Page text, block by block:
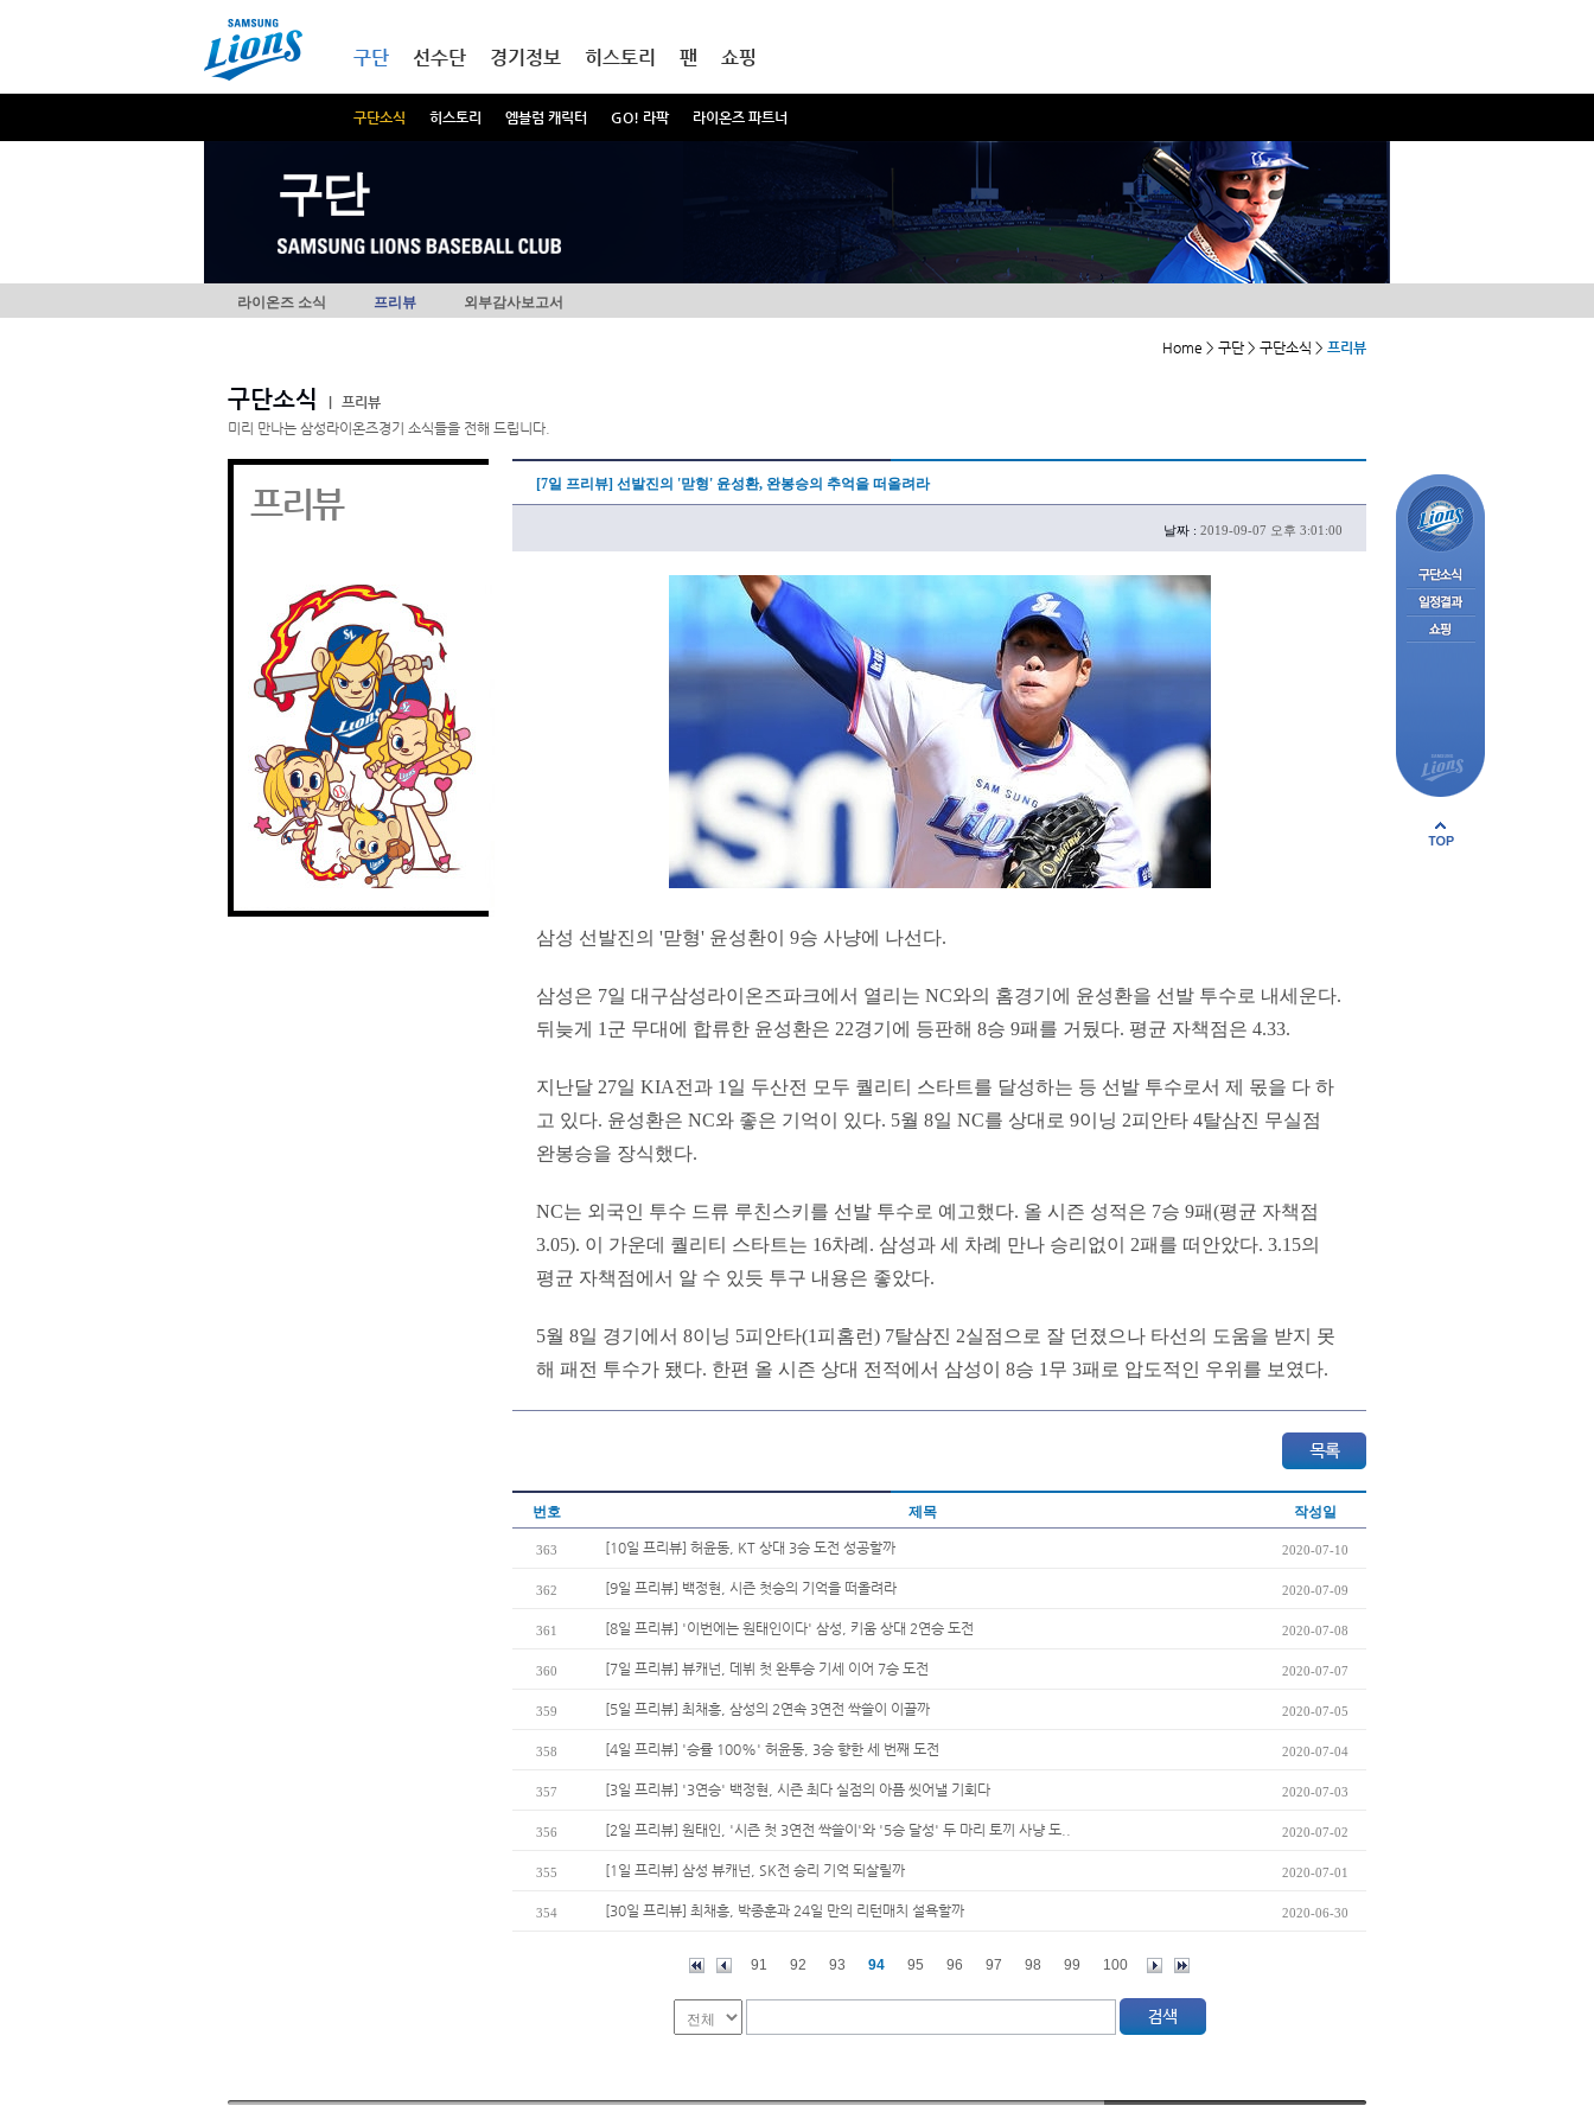
구단
구단소식 히스토리 엠블럼 캐릭터 GO! 라팍 라이온즈 파트너
선수단 경기정보 히스토리 팬 쇼핑
구단
라이온즈 소식 프리뷰 외부감사보고서
Home > 구단 > 구단소식 > 프리뷰
구단소식
프리뷰
미리 만나는 삼성라이온즈경기 소식들을 전해 드립니다.
프리뷰 [7일 프리뷰] 선발진의 '맏형' 윤성환, 완봉승의 추억을 떠올려라
날짜 : 2019-09-07 오후 3:01:00
삼성 선발진의 '맏형' 윤성환이 9승 사냥에 나선다.
삼성은 7일 대구삼성라이온즈파크에서 열리는 NC와의 홈경기에 윤성환을 선발 투수로 내세운다.
뒤늦게 1군 무대에 합류한 윤성환은 22경기에 등판해 8승 9패를 거뒀다. 평균 자책점은 4.33.
지난달 27일 KIA전과 1일 두산전 모두 퀄리티 스타트를 달성하는 등 선발 투수로서 제 몫을 다 하
고 있다. 윤성환은 NC와 좋은 기억이 있다. 5월 8일 NC를 상대로 9이닝 2피안타 4탈삼진 무실점
완봉승을 장식했다.
NC는 외국인 투수 드류 루친스키를 선발 투수로 예고했다. 올 시즌 성적은 7승 9패(평균 자책점
3.05). 이 가운데 퀄리티 스타트는 16차례. 삼성과 세 차례 만나 승리없이 2패를 떠안았다. 3.15의
평균 자책점에서 알 수 있듯 투구 내용은 좋았다.
5월 8일 경기에서 8이닝 5피안타(1피홈런) 7탈삼진 2실점으로 잘 던졌으나 타선의 도움을 받지 못
해 패전 투수가 됐다. 한편 올 시즌 상대 전적에서 삼성이 8승 1무 3패로 압도적인 우위를 보였다.
번호 제목 작성일
363 [10일 프리뷰] 허윤동, KT 상대 3승 도전 성공할까 2020-07-10
362 [9일 프리뷰] 백정현, 시즌 첫승의 기억을 떠올려라 2020-07-09
361 [8일 프리뷰] '이번에는 원태인이다' 삼성, 키움 상대 2연승 도전 2020-07-08
360 [7일 프리뷰] 뷰캐넌, 데뷔 첫 완투승 기세 이어 7승 도전 2020-07-07
359 [5일 프리뷰] 최채흥, 삼성의 2연속 3연전 싹쓸이 이끌까 2020-07-05
358 [4일 프리뷰] '승률 100%' 허윤동, 3승 향한 세 번째 도전 2020-07-04
357 [3일 프리뷰] '3연승' 백정현, 시즌 최다 실점의 아픔 씻어낼 기회다 2020-07-03
356 [2일 프리뷰] 원태인, '시즌 첫 3연전 싹쓸이'와 '5승 달성' 두 마리 토끼 사냥 도.. 2020-07-02
355 [1일 프리뷰] 삼성 뷰캐넌, SK전 승리 기억 되살릴까 2020-07-01
354 [30일 프리뷰] 최채흥, 박종훈과 24일 만의 리턴매치 설욕할까 2020-06-30
91 92 93 94 95 96 97 98 99 100